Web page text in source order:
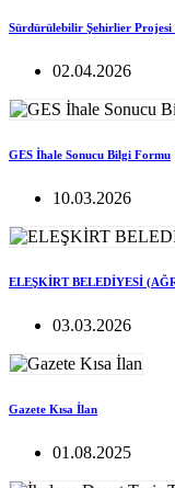
Sürdürülebilir Şehirlier Projesi
02.04.2026
GES İhale Sonucu Bilgi Formu
10.03.2026
ELEŞKİRT BELEDİYESİ
03.03.2026
Gazete Kısa İlan
01.08.2025